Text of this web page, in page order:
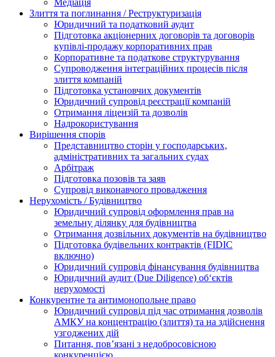
Злиття та поглинання / Реструктуризація
Юридичний та податковий аудит
Підготовка акціонерних договорів та договорів
купівлі-продажу корпоративних прав
Корпоративне та податкове структурування
Супроводження інтеграційних процесів після
злиття компаній
Підготовка установчих документів
Юридичний супровід реєстрації компаній
Отримання ліцензій та дозволів
Надрокористування
Вирішення спорів
Представництво сторін у господарських,
адміністративних та загальних судах
Арбітраж
Підготовка позовів та заяв
Супровід виконавчого провадження
Нерухомість / Будівництво
Юридичний супровід оформлення прав на
земельну ділянку для будівництва
Отримання дозвільних документів на будівництво
Підготовка будівельних контрактів (FIDIC
включно)
Юридичний супровід фінансування будівництва
Юридичний аудит (Due Diligence) об‘єктів
нерухомості
Конкурентне та антимонопольне право
Юридичний супровід під час отримання дозволів
АМКУ на концентрацію (злиття) та на здійснення
узгоджених дій
Питання, пов’язані з недобросовісною
конкуренцією